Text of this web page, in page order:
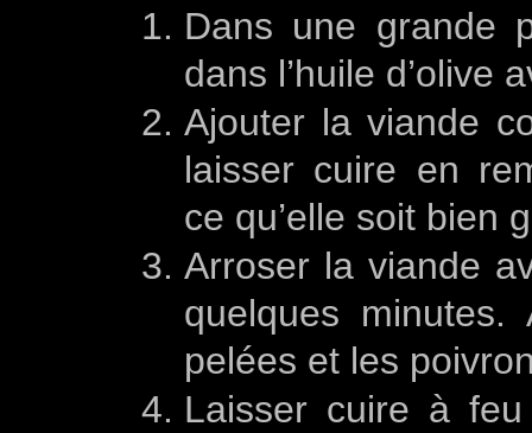
Dans une grande
dans l’huile d’olive
Ajouter la viande
laisser cuire en
ce qu’elle soit bien
Arroser la viande
quelques
pelées et les
Laisser cuire à feu